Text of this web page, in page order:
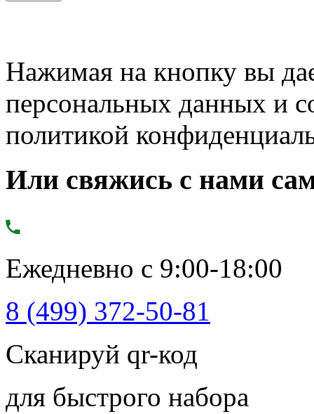
Нажимая на кнопку вы
персональных данных и
политикой
Или свяжись с нами
Ежедневно с 9:00-18:00
8 (499) 372-50-81
Сканируй qr-код
для быстрого набора